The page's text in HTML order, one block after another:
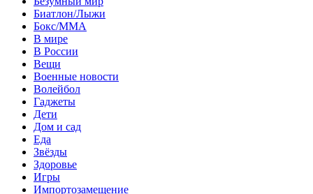
Биатлон/Лыжи
Бокс/MMA
В мире
В России
Вещи
Военные новости
Волейбол
Гаджеты
Дети
Дом и сад
Еда
Звёзды
Здоровье
Игры
Импортозамещение